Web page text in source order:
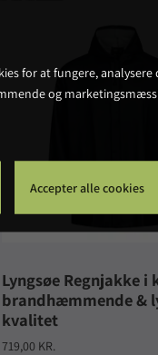
Lyngsøe Regnjakke i
brandhæmmende &
kvalitet
719,00 KR.
for at fungere, analysere
og
Accepter alle cookies